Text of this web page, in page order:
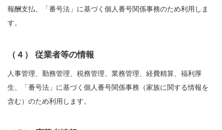
報酬支払、「番号法」に基づく個人番号関係事務のため利用しま
す。
（４） 従業者等の情報
人事管理、勤務管理、税務管理、業務管理、経費精算、福利厚
生、「番号法」に基づく個人番号関係事務（家族に関する情報を
含む）のため利用します。